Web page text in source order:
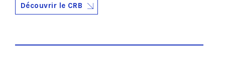
Découvrir le CRB